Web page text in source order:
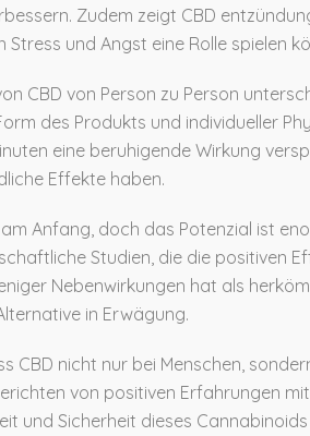
Zudem zeigt CBD
und Angst eine Rolle spielen
CBD von Person zu Person
des Produkts und individueller
eine beruhigende Wirkung
Effekte haben.
Anfang, doch das Potenzial ist
Studien, die die positiven
Nebenwirkungen hat als
in Erwägung.
CBD nicht nur bei Menschen,
von positiven Erfahrungen
und Sicherheit dieses